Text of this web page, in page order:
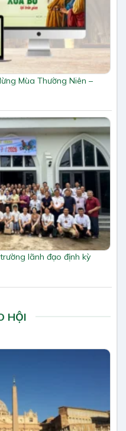
Mùa Thường Niên –
lãnh đạo định kỳ
HỘI